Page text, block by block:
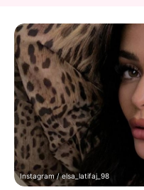
Instagram / elsa_latifaj_98